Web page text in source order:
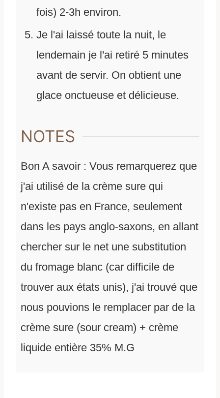
fois) 2-3h environ.
Je l'ai laissé toute la nuit, le
lendemain je l'ai retiré 5 minutes
avant de servir. On obtient une
glace onctueuse et délicieuse.
NOTES
Bon A savoir : Vous remarquerez que
j'ai utilisé de la crème sure qui
n'existe pas en France, seulement
dans les pays anglo-saxons, en allant
chercher sur le net une substitution
du fromage blanc (car difficile de
trouver aux états unis), j'ai trouvé que
nous pouvions le remplacer par de la
crème sure (sour cream) + crème
liquide entière 35% M.G